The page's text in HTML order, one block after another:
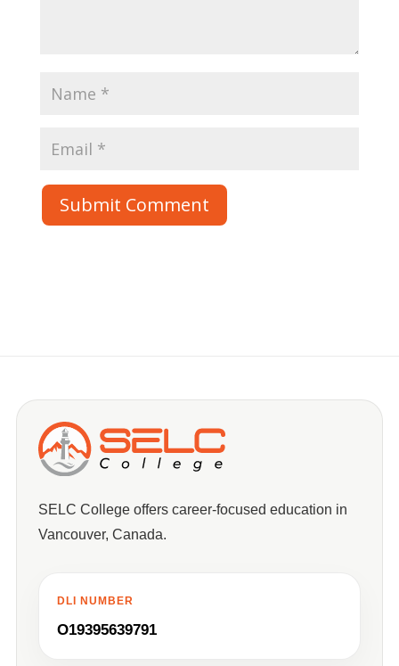
Submit Comment
SELC College offers career-focused education in
Vancouver, Canada.
DLI NUMBER
O19395639791